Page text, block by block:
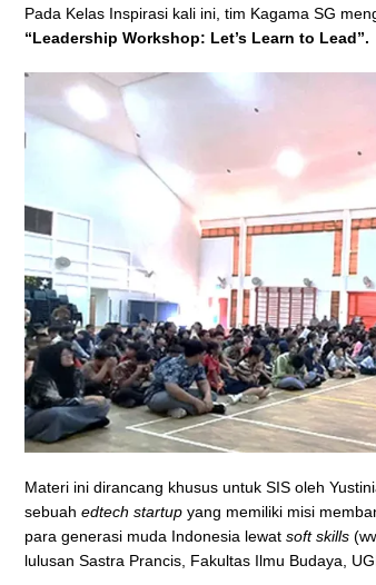
Pada Kelas Inspirasi kali ini, tim Kagama SG
“Leadership Workshop: Let’s Learn to Lead”.
Materi ini dirancang khusus untuk SIS oleh
sebuahedtech startupyang memiliki misi
para generasi muda Indonesia lewatsoft skills
lulusan Sastra Prancis, Fakultas Ilmu Budaya,